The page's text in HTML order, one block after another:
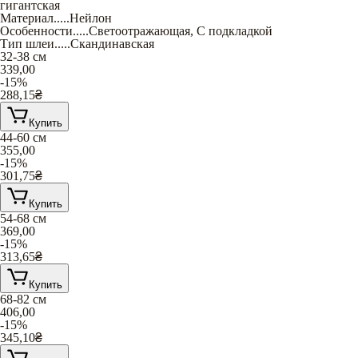
гигантская
Материал.....Нейлон
Особенности.....Светоотражающая, С подкладкой
Тип шлеи.....Скандинавская
32-38 см
339,00
-15%
288,15₴
Купить
44-60 см
355,00
-15%
301,75₴
Купить
54-68 см
369,00
-15%
313,65₴
Купить
68-82 см
406,00
-15%
345,10₴